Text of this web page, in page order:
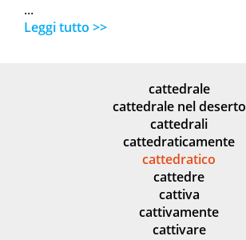
...
Leggi tutto >>
cattedrale
cattedrale nel deserto
cattedrali
cattedraticamente
cattedratico
cattedre
cattiva
cattivamente
cattivare